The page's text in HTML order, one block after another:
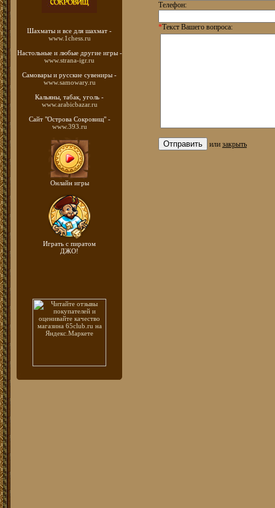
Шахматы и все для шахмат -
www.1chess.ru
Настольные и любые другие игры -
www.strana-igr.ru
Самовары и русские сувениры -
www.samowary.ru
Кальяны, табак, уголь -
www.arabicbazar.ru
Сайт "Острова Сокровищ" -
www.393.ru
Онлайн игры
Играть с пиратом
ДЖО!
Телефон:
*Текст Вашего вопроса:
или закрыть